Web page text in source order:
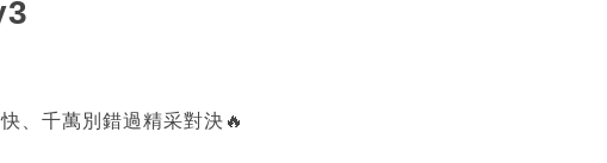
、千萬別錯過精采對決🔥